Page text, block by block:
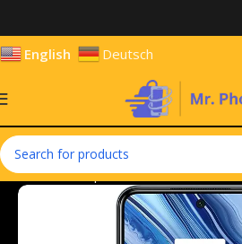
English Deutsch
Home Smartphones Mobile Phones